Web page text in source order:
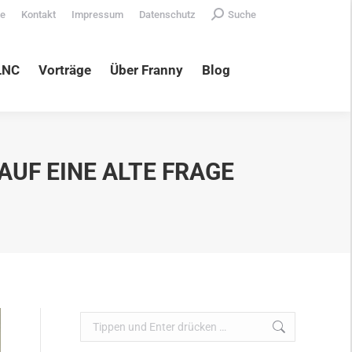
Kontakt Impressum Datenschutz Search:
Suche
Vorträge Über Franny Blog
EINE ALTE FRAGE
Search: